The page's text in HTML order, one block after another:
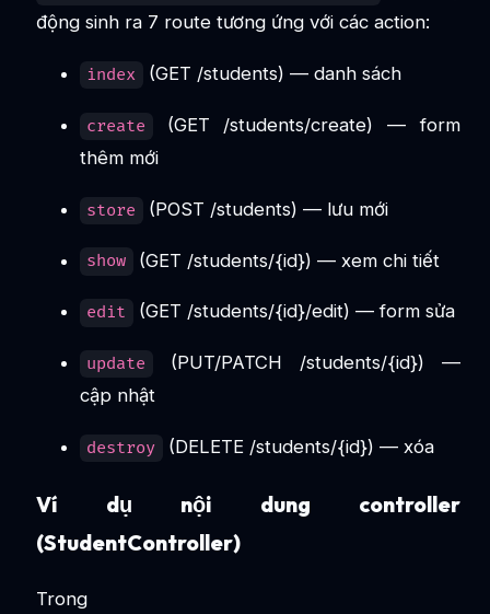
động sinh ra 7 route tương ứng với các action:
index (GET /students) — danh sách
create
(GET /students/create) — form
thêm mới
store (POST /students) — lưu mới
show (GET /students/{id}) — xem chi tiết
edit (GET /students/{id}/edit) — form sửa
update
(PUT/PATCH /students/{id}) —
cập nhật
destroy (DELETE /students/{id}) — xóa
Ví dụ nội dung controller
(StudentController)
Trong